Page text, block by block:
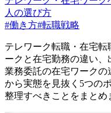
人の選び方
#働き方#転職戦略
テレワーク転職・在宅
ークと在宅勤務の違い、
業務委託の在宅ワーク
から実態を見抜く5つの
整理すべきことをまとめ